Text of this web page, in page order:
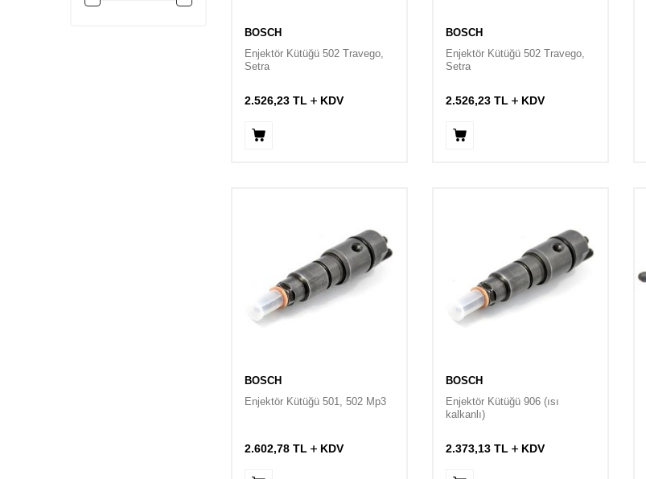
BOSCH
Enjektör Kütüğü 502 Travego,
Setra
2.526,23 TL KDV
BOSCH
Enjektör Kütüğü 502 Travego,
Setra
2.526,23 TL KDV
BOSCH
Enjektör Kütüğü 501, 502 Mp3
2.602,78 TL KDV
BOSCH
Enjektör Kütüğü 906 (ısı
kalkanlı)
2.373,13 TL KDV